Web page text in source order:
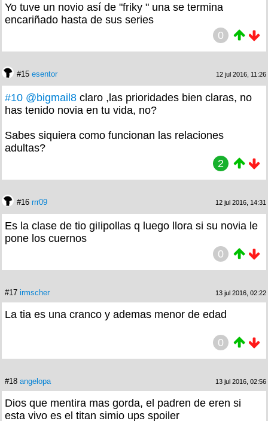
Yo tuve un novio así de "friky " una se termina
encariñado hasta de sus series
0
#15 esentor 12 jul 2016, 11:26
#10 @bigmail8 claro ,las prioridades bien claras, no
has tenido novia en tu vida, no?
Sabes siquiera como funcionan las relaciones
adultas?
2
#16 rrr09 12 jul 2016, 14:31
Es la clase de tio giIipollas q luego llora si su novia le
pone los cuernos
0
#17 irmscher 13 jul 2016, 02:22
La tia es una cranco y ademas menor de edad
0
#18 angelopa 13 jul 2016, 02:56
Dios que mentira mas gorda, el padren de eren si
esta vivo es el titan simio ups spoiler